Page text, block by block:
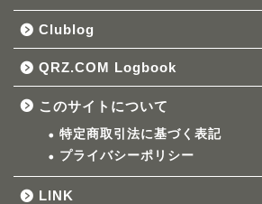
Clublog
QRZ.COM Logbook
このサイトについて
特定商取引法に基づく表記
プライバシーポリシー
LINK